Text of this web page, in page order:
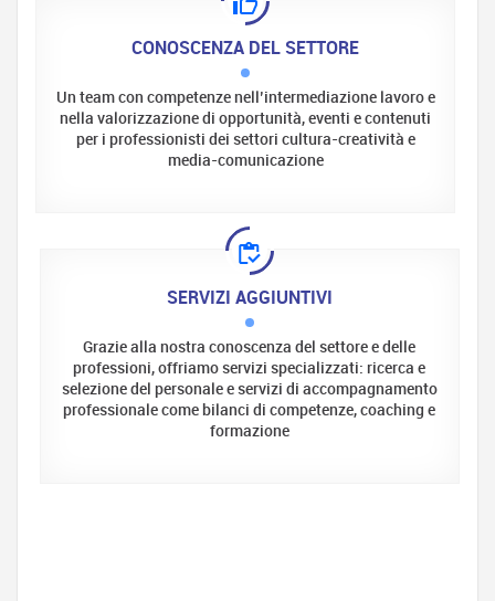
CONOSCENZA DEL SETTORE
Un team con competenze nell’intermediazione lavoro e
nella valorizzazione di opportunità, eventi e contenuti
per i professionisti dei settori cultura-creatività e
media-comunicazione
SERVIZI AGGIUNTIVI
Grazie alla nostra conoscenza del settore e delle
professioni, offriamo servizi specializzati: ricerca e
selezione del personale e servizi di accompagnamento
professionale come bilanci di competenze, coaching e
formazione